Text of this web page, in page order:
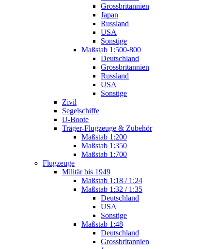
Grossbritannien
Japan
Russland
USA
Sonstige
Maßstab 1:500-800
Deutschland
Grossbritannien
Russland
USA
Sonstige
Zivil
Segelschiffe
U-Boote
Träger-Flugzeuge & Zubehör
Maßstab 1:200
Maßstab 1:350
Maßstab 1:700
Flugzeuge
Militär bis 1949
Maßstab 1:18 / 1:24
Maßstab 1:32 / 1:35
Deutschland
USA
Sonstige
Maßstab 1:48
Deutschland
Grossbritannien